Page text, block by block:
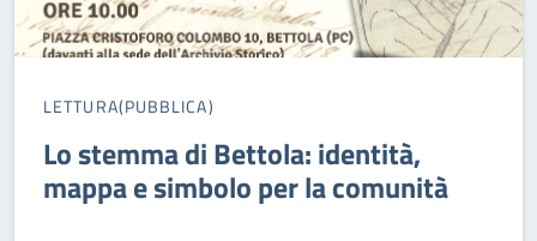
LETTURA(PUBBLICA)
Lo stemma di Bettola: identità,
mappa e simbolo per la comunità